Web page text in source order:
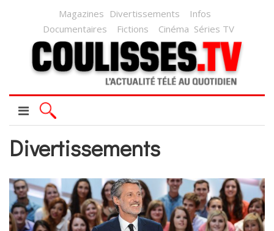
Magazines Divertissements
Infos
Documentaires
Fictions Cinéma Séries TV
Divertissements